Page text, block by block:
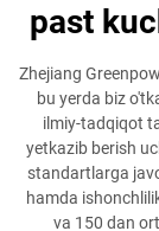
past
Zhejiang
bu yerda biz
ilmiy-tadqiqot
yetkazib berish
standartlarga
hamda
va 150 dan